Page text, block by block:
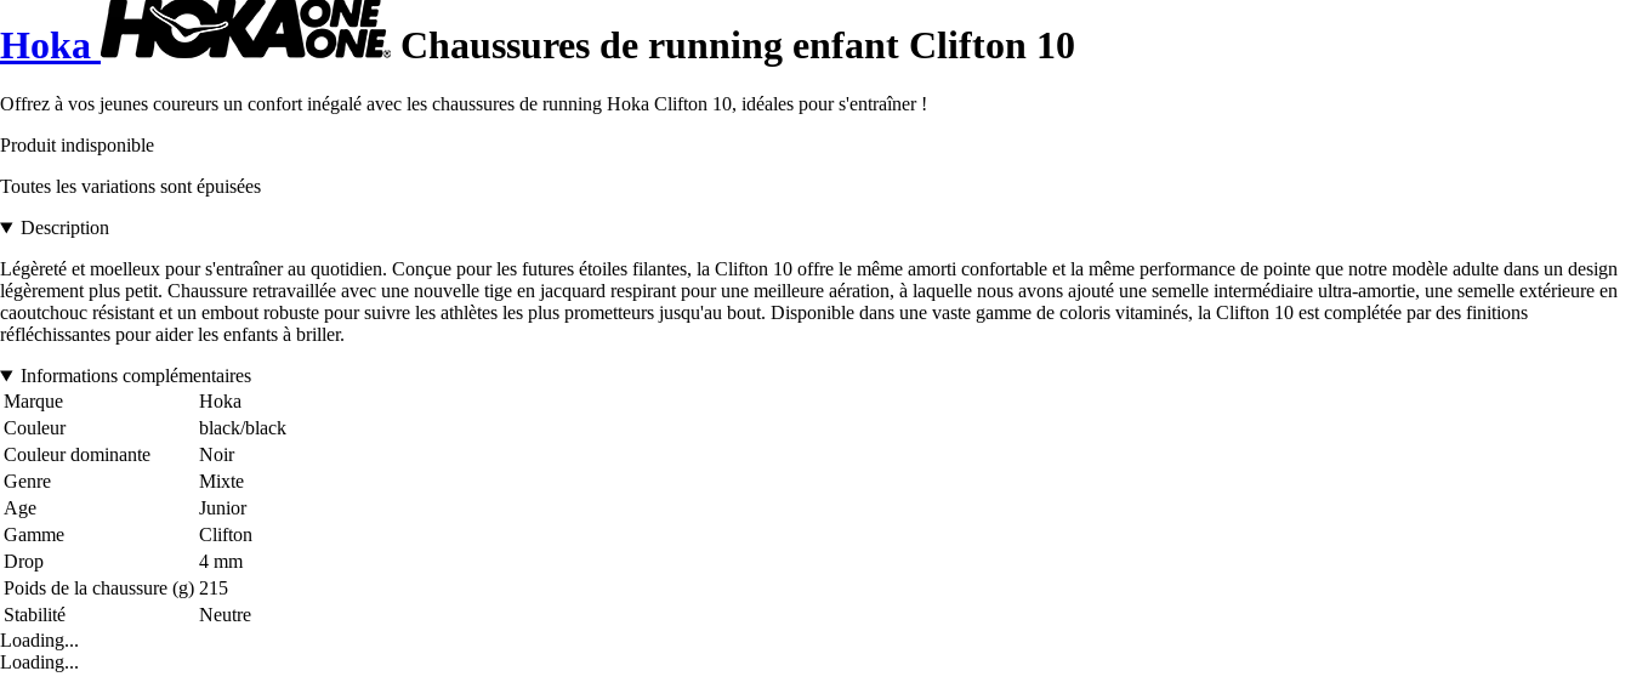
Hoka Chaussures de running enfant Clifton 10
Offrez à vos jeunes coureurs un confort inégalé avec les chaussures de running Hoka Clifton 10, idéales pour s'entraîner !
Produit indisponible
Toutes les variations sont épuisées
Description
Légèreté et moelleux pour s'entraîner au quotidien. Conçue pour les futures étoiles filantes, la Clifton 10 offre le même amorti confortable et la même performance de pointe que notre modèle adulte dans un design
légèrement plus petit. Chaussure retravaillée avec une nouvelle tige en jacquard respirant pour une meilleure aération, à laquelle nous avons ajouté une semelle intermédiaire ultra-amortie, une semelle extérieure en
caoutchouc résistant et un embout robuste pour suivre les athlètes les plus prometteurs jusqu'au bout. Disponible dans une vaste gamme de coloris vitaminés, la Clifton 10 est complétée par des finitions
réfléchissantes pour aider les enfants à briller.
Informations complémentaires
Marque
Hoka
Couleur
black/black
Couleur dominante
Noir
Genre
Mixte
Age
Junior
Gamme
Clifton
Drop
4 mm
Poids de la chaussure (g) 215
Stabilité
Neutre
Loading...
Loading...